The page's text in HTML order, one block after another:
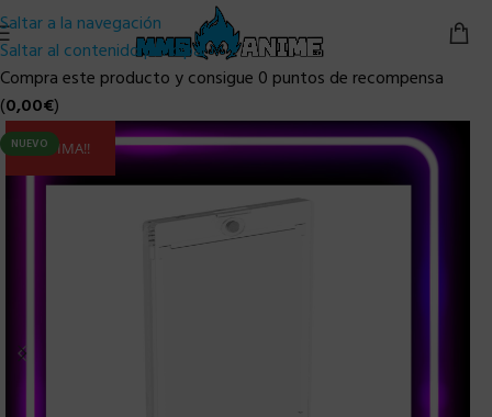
Saltar a la navegación
Saltar al contenido principal
Compra este producto y consigue 0 puntos de recompensa
(0,00€)
NUEVOULTIMA!!